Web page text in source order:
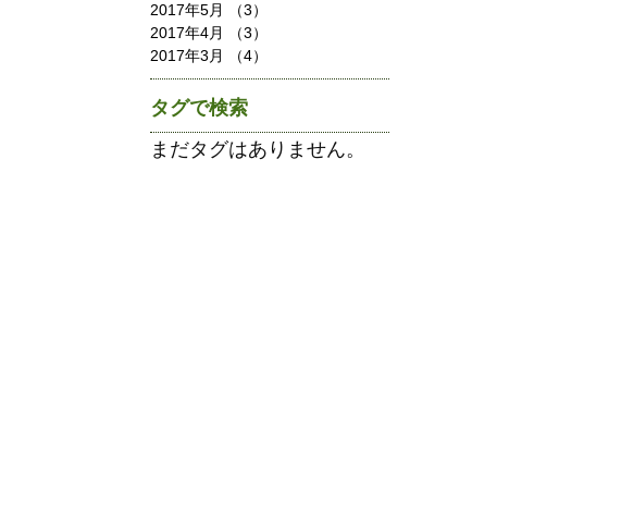
2017年5月
（3）
2017年4月
（3）
2017年3月
（4）
タグで検索
まだタグはありません。